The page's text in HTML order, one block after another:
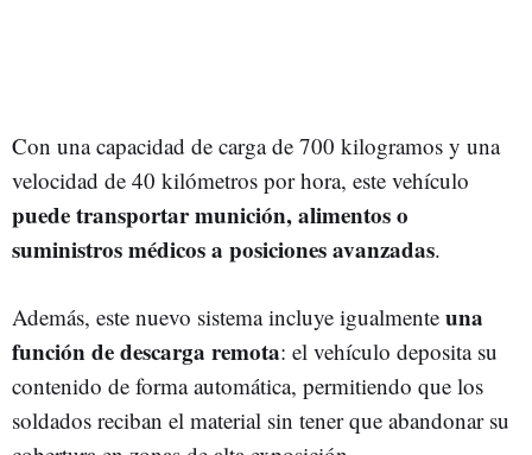
Con una capacidad de carga de 700 kilogramos y una
velocidad de 40 kilómetros por hora, este vehículo
puede transportar munición, alimentos o
suministros médicos a posiciones avanzadas.
Además, este nuevo sistema incluye igualmente una
función de descarga remota: el vehículo deposita su
contenido de forma automática, permitiendo que los
soldados reciban el material sin tener que abandonar su